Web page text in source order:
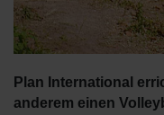
Plan International
anderem einen